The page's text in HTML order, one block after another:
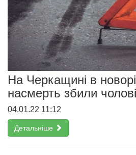
На Черкащині в
насмерть збили
04.01.22 11:12
Детальніше